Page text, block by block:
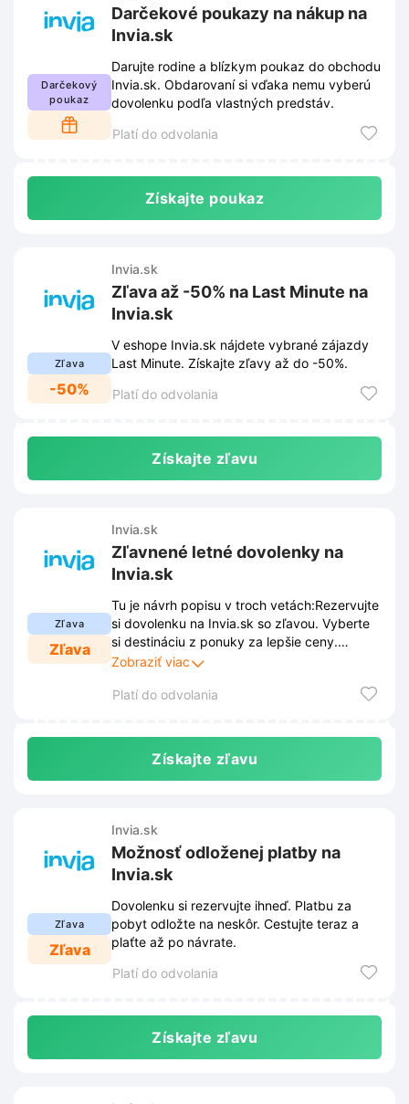
Darčekový
poukaz
Darčekové poukazy na nákup na
Invia.sk
Darujte rodine a blízkym poukaz do obchodu
Invia.sk. Obdarovaní si vďaka nemu vyberú
dovolenku podľa vlastných predstáv.
Platí do odvolania
Získajte poukaz
Zľava
-50%
Invia.sk
Zľava až -50% na Last Minute na
Invia.sk
V eshope Invia.sk nájdete vybrané zájazdy
Last Minute. Získajte zľavy až do -50%.
Platí do odvolania
Získajte zľavu
Zľava
Zľava
Invia.sk
Zľavnené letné dovolenky na
Invia.sk
Tu je návrh popisu v troch vetách:Rezervujte
si dovolenku na Invia.sk so zľavou. Vyberte
si destináciu z ponuky za lepšie ceny.
Cestujte k moru výhodnejšie ešte dnes.
Zobraziť viac
Platí do odvolania
Získajte zľavu
Zľava
Zľava
Invia.sk
Možnosť odloženej platby na
Invia.sk
Dovolenku si rezervujte ihneď. Platbu za
pobyt odložte na neskôr. Cestujte teraz a
plaťte až po návrate.
Platí do odvolania
Získajte zľavu